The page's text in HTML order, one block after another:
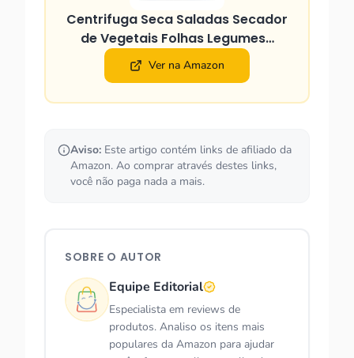
Centrifuga Seca Saladas Secador
de Vegetais Folhas Legumes…
Ver na Amazon
Aviso: Este artigo contém links de afiliado da
Amazon. Ao comprar através destes links,
você não paga nada a mais.
SOBRE O AUTOR
Equipe Editorial
Especialista em reviews de
produtos. Analiso os itens mais
populares da Amazon para ajudar